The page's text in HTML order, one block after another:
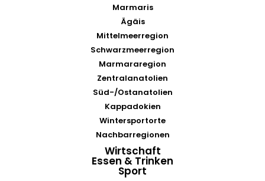
Marmaris
Ägäis
Mittelmeerregion
Schwarzmeerregion
Marmararegion
Zentralanatolien
Süd-/Ostanatolien
Kappadokien
Wintersportorte
Nachbarregionen
Wirtschaft
Essen & Trinken
Sport